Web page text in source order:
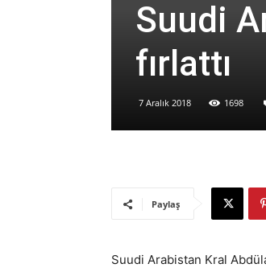
Suudi
fırlattı
7 Aralık 2018 1698
Paylaş
Suudi Arabistan Kral